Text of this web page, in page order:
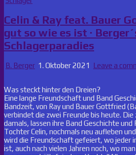
Celin & Ray feat. Bauer
gut so wie es ist ·
Schlagerparadies
B. Berger 1. Oktober 2021 Leave a
Was steckt hinter den Dreien?
Eine lange Freundschaft und Band
Bandzeit, von Ray und Bauer Gottfried
verbindet die zwei Freunde bis heute. Die
damals, lassen ihre Band Geschichte
Tochter Celin, nochmals neu aufleben
wird die Freundschaft gefeiert, wo jeder
ist, auch nach vielen Jahren noch, wo